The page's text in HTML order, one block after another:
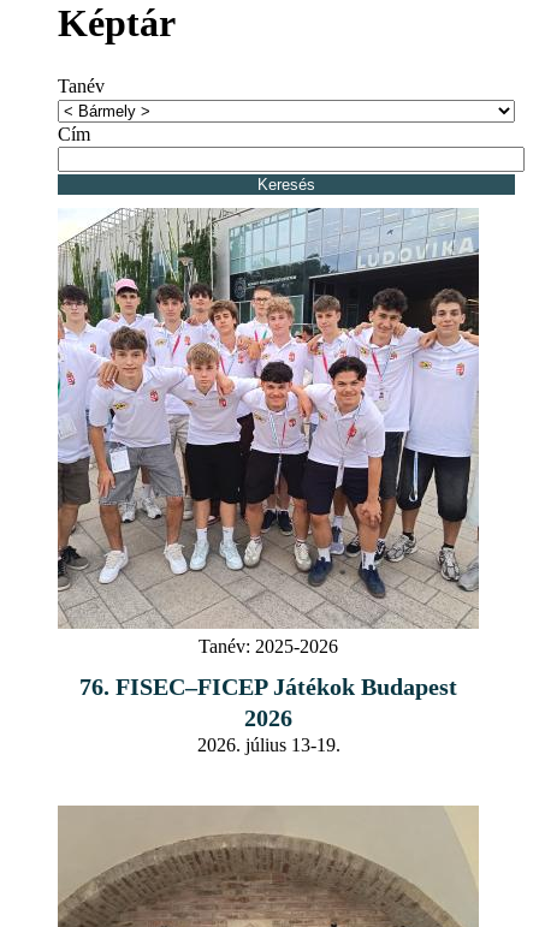
Képtár
Tanév
Cím
Tanév: 2025-2026
76. FISEC–FICEP Játékok Budapest
2026
2026. július 13-19.